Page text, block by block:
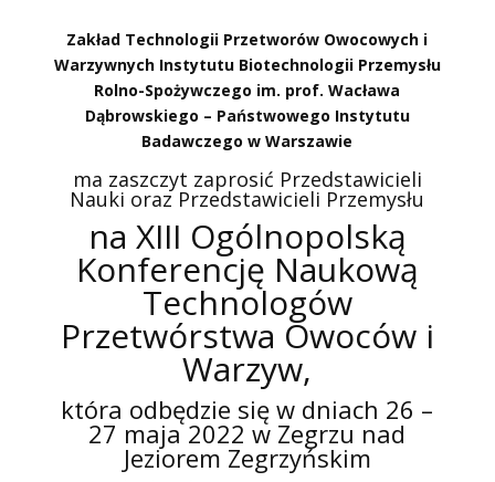
Zakład Technologii Przetworów Owocowych i
Warzywnych Instytutu Biotechnologii Przemysłu
Rolno-Spożywczego im. prof. Wacława
Dąbrowskiego – Państwowego Instytutu
Badawczego w Warszawie
ma zaszczyt zaprosić Przedstawicieli
Nauki oraz Przedstawicieli Przemysłu
na XIII Ogólnopolską
Konferencję Naukową
Technologów
Przetwórstwa Owoców i
Warzyw,
która odbędzie się w dniach 26 –
27 maja 2022 w Zegrzu nad
Jeziorem Zegrzyńskim